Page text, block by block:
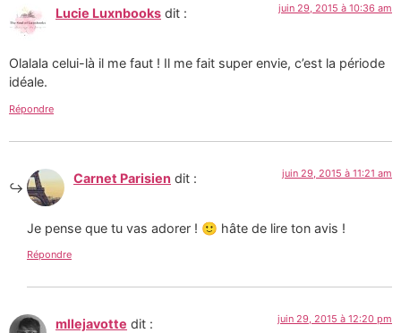
Lucie Luxnbooks dit : juin 29, 2015 à 10:36 am
Olalala celui-là il me faut ! Il me fait super envie, c’est la période
idéale.
Répondre
Carnet Parisien dit : juin 29, 2015 à 11:21 am
Je pense que tu vas adorer ! 🙂 hâte de lire ton avis !
Répondre
mllejavotte dit : juin 29, 2015 à 12:20 pm